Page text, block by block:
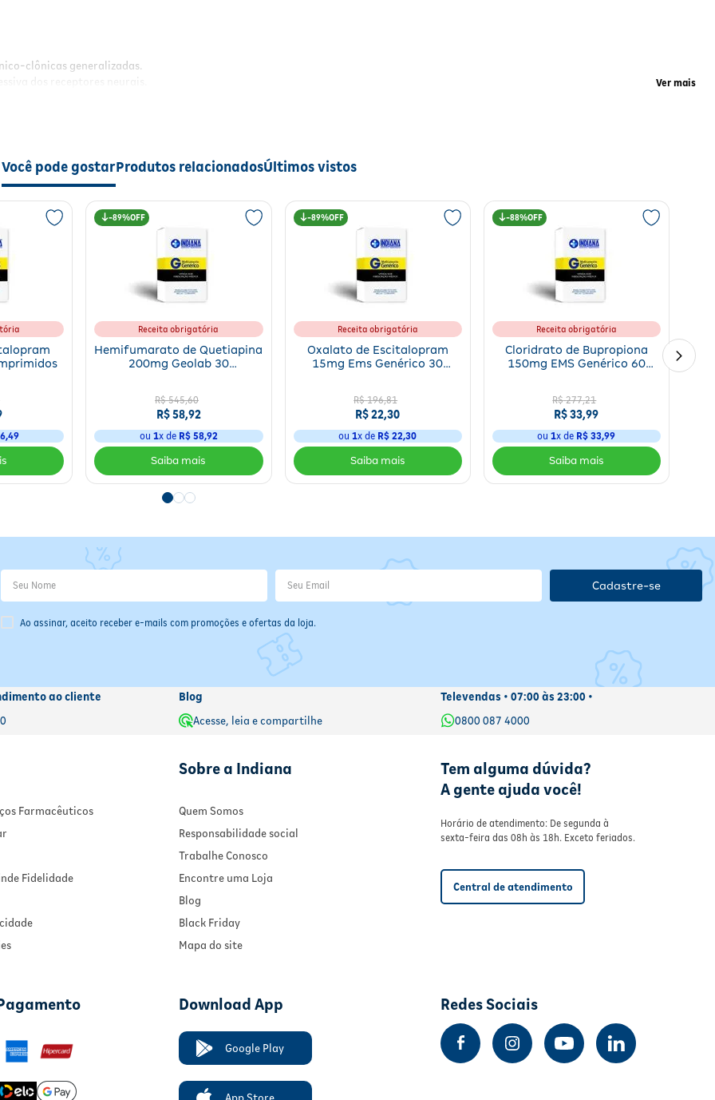
clônicas generalizadas.
para o paciente.
por via oral. É importante seguir as recomendações do profissional de saúde para garantir a eficácia do tratamento e minimizar
dose, tome o medicamento assim que lembrar.
dose esquecida e retome o horário habitual.
o esquecimento — isso pode causar efeitos adversos.
médico responsável antes de continuar o tratamento.
Ver mais
Você pode gostarProdutos relacionadosÚltimos vistos
,49
89%
Receita obrigatória
Hemifumarato de Quetiapina
200mg Geolab 30
R$ 545,60
R$58,92
ou 1x de R$ 58,92
89%
Receita obrigatória
Oxalato de Escitalopram
15mg Ems Genérico 30
R$ 196,81
R$22,30
ou1x de R$ 22,30
88%
Receita obrigatória
Cloridrato de Bupropiona
150mg EMS Genérico 60
R$ 277,21
R$33,99
ou1x de R$ 33,99
Ao assinar, aceito receber e-mails com promoções e ofertas da loja.
Cadastre-se
ao cliente
Blog
Acesse, leia e compartilhe
Televendas • 07:00 às 23:00 •
0800 087 4000
Farmacêuticos
Fidelidade
Sobre a Indiana
Quem Somos
Responsabilidade social
Trabalhe Conosco
Encontre uma Loja
Blog
Black Friday
Mapa do site
Tem alguma dúvida?
A gente ajuda você!
Horário de atendimento: De segunda à
sexta-feira das 08h às 18h. Exceto feriados.
Central de atendimento
Download App
Google Play
Redes Sociais